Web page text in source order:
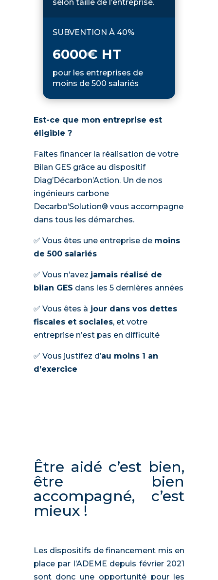
selon taille de l’entreprise.
SUBVENTION À 40%
6000€ HT
pour les entreprises de
moins de 500 salariés
Est-ce que mon entreprise est
éligible ?
Faites financer la réalisation de votre
Bilan GES grâce au dispositif
Diag’Décarbon’Action. Un de nos
ingénieurs carbone
Decarbo’Solution® vous accompagne
dans tous les démarches.
✅ Vous êtes une entreprise de moins
de 500 salariés
✅ Vous n’avez jamais réalisé de
bilan GES dans les 5 dernières années
✅ Vous êtes à jour dans vos dettes
fiscales et sociales, et votre
entreprise n’est pas en difficulté
✅ Vous justifez d’au moins 1 an
d’exercice
Être aidé c’est bien,
être bien
accompagné, c’est
mieux !
Les dispositifs de financement mis en
place par l’ADEME depuis février 2021
sont donc une opportunité pour les